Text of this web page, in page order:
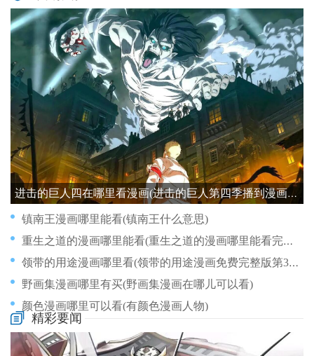
进击的巨人四在哪里看漫画(进击的巨人第四季播到漫画哪里)
镇南王漫画哪里能看(镇南王什么意思)
重生之道的漫画哪里能看(重生之道的漫画哪里能看完整版)
领带的用途漫画哪里看(领带的用途漫画免费完整版第31)
野画集漫画哪里有买(野画集漫画在哪儿可以看)
颜色漫画哪里可以看(有颜色漫画人物)
逝水年华在哪里看漫画(逝水年华在哪里看漫画啊)
青岛漫画王书店在哪里(青岛漫画家)
精彩要闻